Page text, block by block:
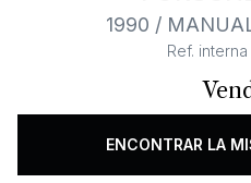
1990 /
Ref.
ENCONTRAR LA